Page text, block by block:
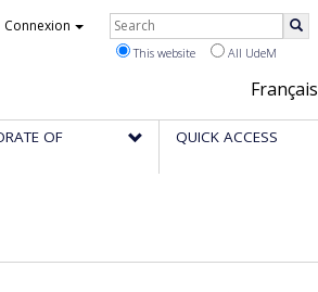
Choix
de
la
Français
Connexion Rechercher
This website All UdeM
OF QUICK ACCESS